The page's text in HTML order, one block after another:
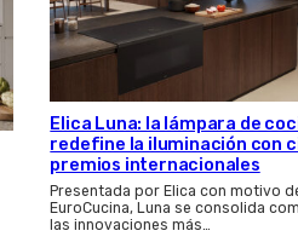
Elica Luna: la lámpara de
redefine la iluminación con
premios internacionales
Presentada por Elica con motivo
EuroCucina, Luna se consolida
las innovaciones más…